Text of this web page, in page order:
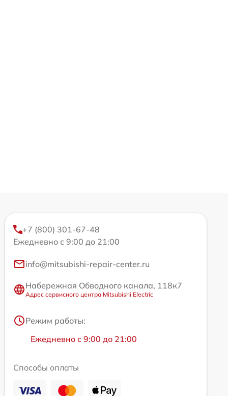
+7 (800) 301-67-48
Ежедневно с 9:00 до 21:00
info@mitsubishi-repair-center.ru
Набережная Обводного канала, 118к7
Адрес сервисного центра Mitsubishi Electric
Режим работы:
Ежедневно с 9:00 до 21:00
Способы оплаты